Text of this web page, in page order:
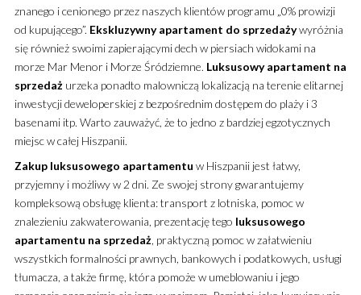
znanego i cenionego przez naszych klientów programu „0% prowizji
od kupującego”. Ekskluzywny apartament do sprzedażywyróżnia
się również swoimi zapierającymi dech w piersiach widokami na
morze Mar Menor i Morze Śródziemne. Luksusowy apartament na
sprzedażurzeka ponadto malowniczą lokalizacją na terenie elitarnej
inwestycji deweloperskiej z bezpośrednim dostępem do plaży i 3
basenami itp. Warto zauważyć, że to jedno z bardziej egzotycznych
miejsc w całej Hiszpanii.
Zakup luksusowego apartamentu w Hiszpanii jest łatwy,
przyjemny i możliwy w 2 dni. Ze swojej strony gwarantujemy
kompleksową obsługę klienta: transport z lotniska, pomoc w
znalezieniu zakwaterowania, prezentację tego luksusowego
apartamentu na sprzedaż, praktyczną pomoc w załatwieniu
wszystkich formalności prawnych, bankowych i podatkowych, usługi
tłumacza, a także firmę, która pomoże w umeblowaniu i jego